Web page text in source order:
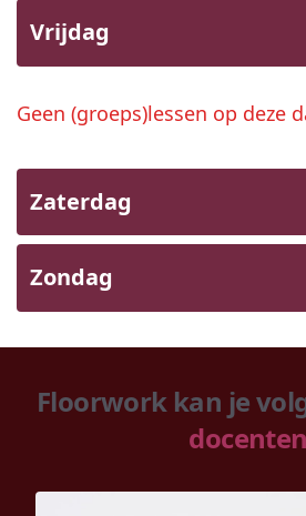
Vrijdag
Geen (groeps)lessen op deze
Zaterdag
Zondag
Floorwork kan je
docenten